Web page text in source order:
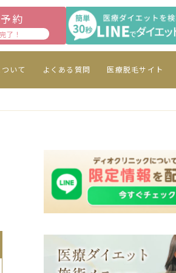
約
了！
いて よくある質問 医療脱毛サイト